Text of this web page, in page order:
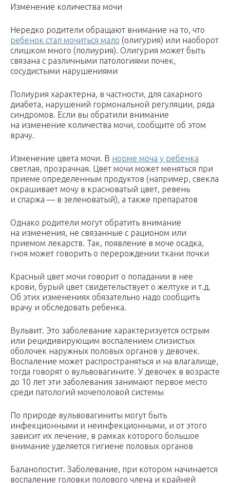
Изменение количества мочи
Нередко родители обращают внимание на то, что
ребенок стал мочиться мало (олигурия) или наоборот
слишком много (полиурия). Олигурия может быть
связана с различными патологиями почек,
сосудистыми нарушениями
Полиурия характерна, в частности, для сахарного
диабета, нарушений гормональной регуляции, ряда
синдромов. Если вы обратили внимание
на изменение количества мочи, сообщите об этом
врачу.
Изменение цвета мочи. В норме моча у ребенка
светлая, прозрачная. Цвет мочи может меняться при
приеме определенным продуктов (например, свекла
окрашивает мочу в красноватый цвет, ревень
и спаржа — в зеленоватый), а также препаратов
Однако родители могут обратить внимание
на изменения, не связанные с рационом или
приемом лекарств. Так, появление в моче осадка,
гноя может говорить о перерождении ткани почки
Красный цвет мочи говорит о попадании в нее
крови, бурый цвет свидетельствует о желтухе и т.д.
Об этих изменениях обязательно надо сообщить
врачу и обследовать ребенка.
Вульвит. Это заболевание характеризуется острым
или рецидивирующим воспалением слизистых
оболочек наружных половых органов у девочек.
Воспаление может распространяться и на влагалище,
тогда говорят о вульвовагините. У девочек в возрасте
до 10 лет эти заболевания занимают первое место
среди патологий мочеполовой системы
По природе вульвовагиниты могут быть
инфекционными и неинфекционными, и от этого
зависит их лечение, в рамках которого большое
внимание уделяется гигиене половых органов
Баланопостит. Заболевание, при котором начинается
воспаление головки полового члена и крайней